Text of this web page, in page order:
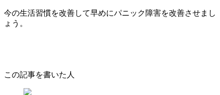
今の生活習慣を改善して早めにパニック障害を改善させまし
ょう。
この記事を書いた人